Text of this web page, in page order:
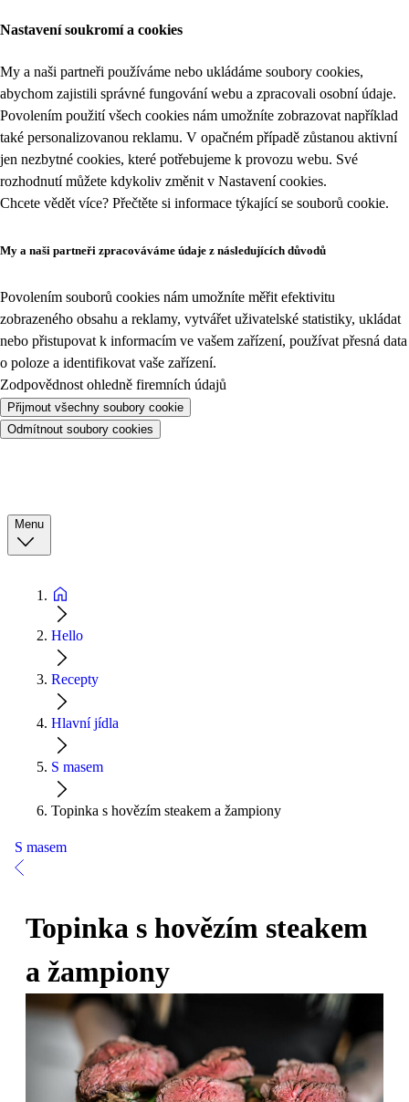
Nastavení soukromí a cookies
My a naši partneři používáme nebo ukládáme soubory cookies,
abychom zajistili správné fungování webu a zpracovali osobní údaje.
Povolením použití všech cookies nám umožníte zobrazovat například
také personalizovanou reklamu. V opačném případě zůstanou aktivní
jen nezbytné cookies, které potřebujeme k provozu webu. Své
rozhodnutí můžete kdykoliv změnit v Nastavení cookies.
Chcete vědět více? Přečtěte si informace týkající se souborů cookie.
My a naši partneři zpracováváme údaje z následujících důvodů
Povolením souborů cookies nám umožníte měřit efektivitu
zobrazeného obsahu a reklamy, vytvářet uživatelské statistiky, ukládat
nebo přistupovat k informacím ve vašem zařízení, používat přesná data
o poloze a identifikovat vaše zařízení.
Zodpovědnost ohledně firemních údajů
Přijmout všechny soubory cookie
Odmítnout soubory cookies
Menu
Hello
Recepty
Hlavní jídla
S masem
Topinka s hovězím steakem a žampiony
S masem
Topinka s hovězím steakem
a žampiony